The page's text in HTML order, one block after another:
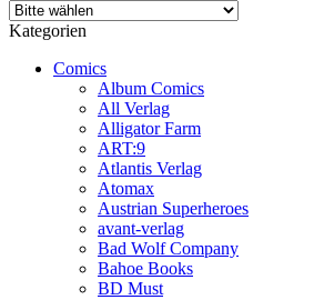
Kategorien
Comics
Album Comics
All Verlag
Alligator Farm
ART:9
Atlantis Verlag
Atomax
Austrian Superheroes
avant-verlag
Bad Wolf Company
Bahoe Books
BD Must